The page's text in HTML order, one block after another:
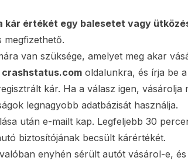
kár értékét egy balesetet vagy
megfizethető.
van szüksége, amelyet meg akar
crashstatus.com oldalunkra, és írja be
kár. Ha a válasz igen, vásárolja
legnagyobb adatbázisát használja.
után e-mailt kap. Legfeljebb 30
biztosítójának becsült kárértékét.
enyhén sérült autót vásárol-e,